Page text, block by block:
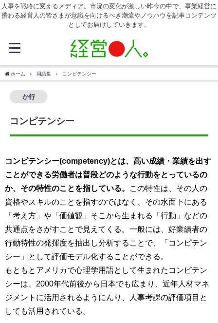
人事を戦略に変えるメディア。市況の変化が激しい昨今の中で、事業経営に
携わる経営人の皆さまが意識を向けるべき潮流やノウハウを記事コンテンツ
としてお届けしていきます。
ホーム 用語集 コンピテンシー
か行
コンピテンシー
コンピテンシー(competency)とは、高い成績・業績を出す
ことができる労働者は普段どのような行動をとっているの
か、その特性のことを指している。
この特性は、その人の
資格やスキルのことを指すのではなく、その水面下にある
「考え方」や「価値観」そこから生まれる「行動」などの
共通点をさがすことで見えてくる。一般には、好業績者の
行動特性の発揮度を抽出し分析することで、「コンピテン
シー」として評価モデル化することができる。
もともとアメリカで心理学用語として生まれたコンピテン
シーは、2000年代前後から日本でも広まり、近年人材マネ
ジメントに活用されるようにんり、人事考課の評価項目と
しても活用されている。